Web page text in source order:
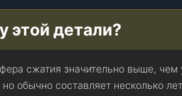
этой детали?
сжатия значительно выше, чем
обычно составляет несколько